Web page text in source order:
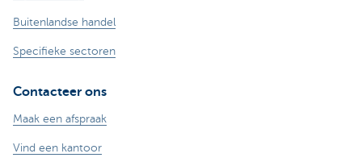
Buitenlandse handel
Specifieke sectoren
Contacteer ons
Maak een afspraak
Vind een kantoor